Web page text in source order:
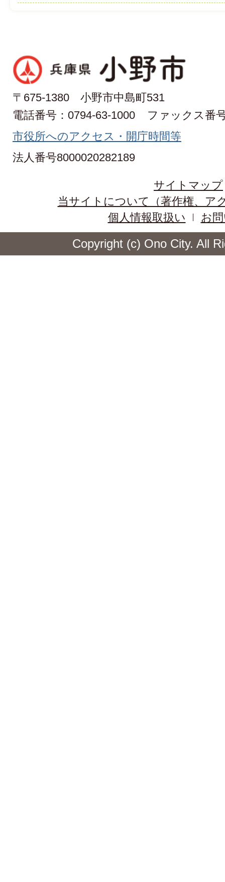
〒675-1380 小野市中島町531
電話番号：0794-63-1000
ファックス番
市役所へのアクセス・開庁時間等
法人番号8000020282189
サイトマップ
当サイトについて（著作権、ア
個人情報取扱い
お
Copyright (c) Ono City. All